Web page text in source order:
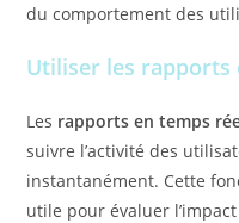
du comportement des
Utiliser les rapports
Les rapports en temps
suivre l’activité des
instantanément. Cette
utile pour évaluer